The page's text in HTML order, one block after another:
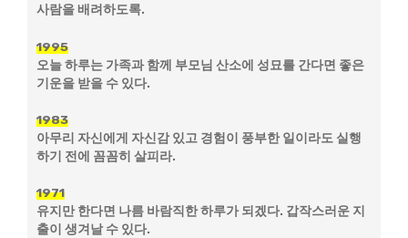
사람을 배려하도록.
1995
오늘 하루는 가족과 함께 부모님 산소에 성묘를 간다면 좋은
기운을 받을 수 있다.
1983
아무리 자신에게 자신감 있고 경험이 풍부한 일이라도 실행
하기 전에 꼼꼼히 살피라.
1971
유지만 한다면 나름 바람직한 하루가 되겠다. 갑작스러운 지
출이 생겨날 수 있다.